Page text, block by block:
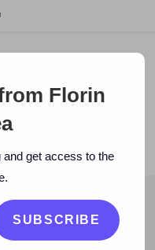
CEO MOCAPP.
Hi-Q
Florin
and get access to the
SUBSCRIBE